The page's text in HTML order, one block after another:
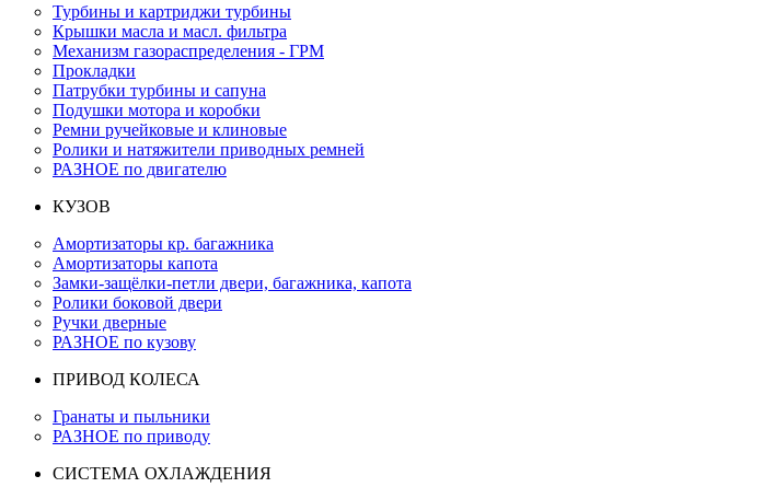
Турбины и картриджи турбины
Крышки масла и масл. фильтра
Механизм газораспределения - ГРМ
Прокладки
Патрубки турбины и сапуна
Подушки мотора и коробки
Ремни ручейковые и клиновые
Ролики и натяжители приводных ремней
РАЗНОЕ по двигателю
КУЗОВ
Амортизаторы кр. багажника
Амортизаторы капота
Замки-защёлки-петли двери, багажника, капота
Ролики боковой двери
Ручки дверные
РАЗНОЕ по кузову
ПРИВОД КОЛЕСА
Гранаты и пыльники
РАЗНОЕ по приводу
СИСТЕМА ОХЛАЖДЕНИЯ